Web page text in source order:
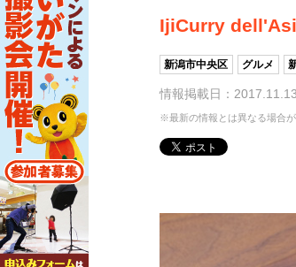
IjiCurry
新潟市中央区 グルメ
情報掲載日：2017.11.13
※最新の情報とは異なる場合が